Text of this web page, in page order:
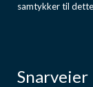
samtykker til
Snarveier